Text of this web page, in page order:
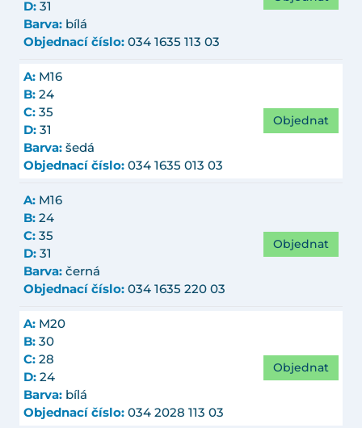
D: 31
Barva: bílá
Objednací číslo: 034 1635 113 03
A: M16
B: 24
C: 35
D: 31
Barva: šedá
Objednací číslo: 034 1635 013 03
Objednat
A: M16
B: 24
C: 35
D: 31
Barva: černá
Objednací číslo: 034 1635 220 03
Objednat
A: M20
B: 30
C: 28
D: 24
Barva: bílá
Objednací číslo: 034 2028 113 03
Objednat